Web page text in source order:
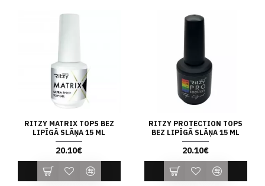
RITZY MATRIX TOPS BEZ
LIPĪGĀ SLĀŅA 15 ML
20.10€
RITZY PROTECTION TOPS
BEZ LIPĪGĀ SLĀŅA 15 ML
20.10€